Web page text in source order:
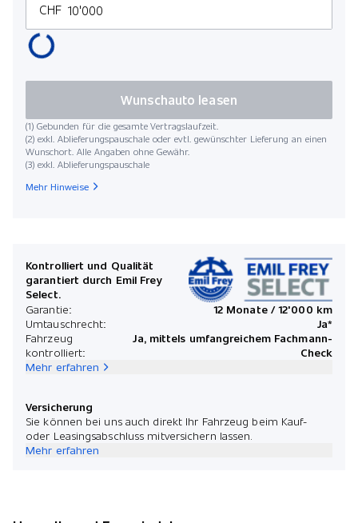
CHF
(1) Gebunden für die gesamte Vertragslaufzeit.
(2) exkl. Ablieferungspauschale oder evtl. gewünschter Lieferung an einen
Wunschort. Alle Angaben ohne Gewähr.
(3) exkl. Ablieferungspauschale
Wunschauto leasen
Mehr Hinweise
Kontrolliert und Qualität
garantiert durch Emil Frey
Select.
Garantie:
12 Monate / 12'000 km
Umtauschrecht:
Ja*
Fahrzeug
kontrolliert:
Ja, mittels umfangreichem Fachmann-
Check
Mehr erfahren
Versicherung
Sie können bei uns auch direkt Ihr Fahrzeug beim Kauf-
oder Leasingsabschluss mitversichern lassen.
Mehr erfahren